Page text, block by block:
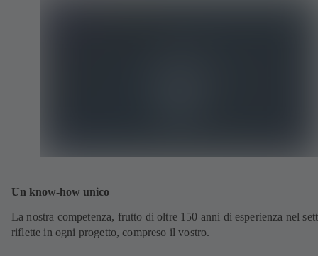
Un know-how unico
La nostra competenza, frutto di oltre 150 anni di esperienza nel
riflette in ogni progetto, compreso il vostro.